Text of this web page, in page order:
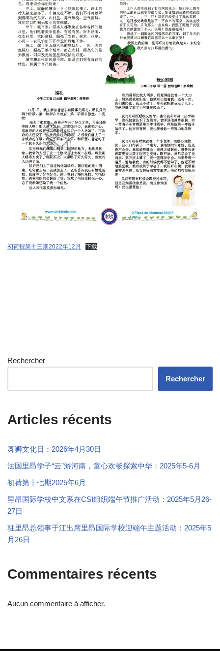
初荷报第十三期2022年12月 下载
Rechercher
Rechercher
Articles récents
舞狮文化日：2026年4月30日
法国里昂学子“云”游河南，童心欢畅探索中华：2025年5-6月
初荷第十七期2025年6月
里昂国际学校中文系在CSI组织端午节推广活动：2025年5月26-
27日
驻里昂总领事于江出席里昂国际学校迎端午主题活动：2025年5
月26日
Commentaires récents
Aucun commentaire à afficher.